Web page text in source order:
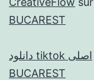
BUCAREST
دانلود tiktok اصلی
BUCAREST